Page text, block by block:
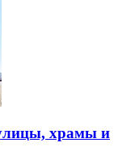
храмы и